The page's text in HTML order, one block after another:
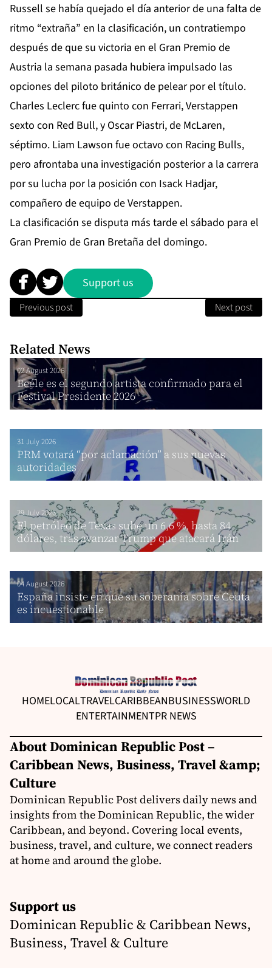
Russell se había quejado el día anterior de una falta de
ritmo “extraña” en la clasificación, un contratiempo
después de que su victoria en el Gran Premio de
Austria la semana pasada hubiera impulsado las
opciones del piloto británico de pelear por el título.
Charles Leclerc fue quinto con Ferrari, Verstappen
sexto con Red Bull, y Oscar Piastri, de McLaren,
séptimo. Liam Lawson fue octavo con Racing Bulls,
pero afrontaba una investigación posterior a la carrera
por su lucha por la posición con Isack Hadjar,
compañero de equipo de Verstappen.
La clasificación se disputa más tarde el sábado para el
Gran Premio de Gran Bretaña del domingo.
Support us
Previous post Next post
Related News
02 August 2026
Beéle es el segundo artista confirmado para el
Festival Presidente 2026
31 July 2026
PRM votará “por aclamación” a sus nuevas
autoridades
29 July 2026
El petróleo de Texas sube un 6,6 %, hasta 84
dólares, tras avanzar Trump que atacará Irán
04 August 2026
España insiste en que su soberanía sobre Ceuta
es incuestionable
HOMELOCALTRAVELCARIBBEANBUSINESSWORLD
ENTERTAINMENTPR NEWS
About Dominican Republic Post –
Caribbean News, Business, Travel &amp;
Culture
Dominican Republic Post delivers daily news and
insights from the Dominican Republic, the wider
Caribbean, and beyond. Covering local events,
business, travel, and culture, we connect readers
at home and around the globe.
Support us
Dominican Republic & Caribbean News,
Business, Travel & Culture